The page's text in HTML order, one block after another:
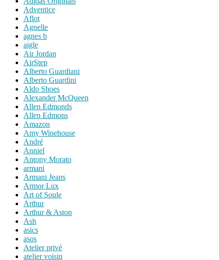
Adventice
Aflot
Agnelle
agnes b
aigle
Air Jordan
AirStep
Alberto Guardiani
Alberto Guardini
Aldo Shoes
Alexander McQueen
Allen Edmonds
Allen Edmons
Amazon
Amy Winehouse
André
Anniel
Antony Morato
armani
Armani Jeans
Armor Lux
Art of Soule
Arthur
Arthur & Aston
Ash
asics
asos
Atelier privé
atelier voisin